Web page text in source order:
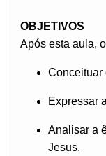
OBJETIVOS
Após esta aula,
Conceituar
Expressar
Analisar a
Jesus.